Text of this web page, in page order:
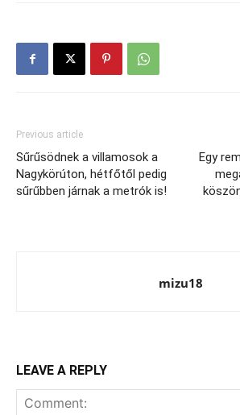
Previous article
Sűrűsödnek a villamosok a
Nagykörúton, hétfőtől pedig
sűrűbben járnak a metrók is!
Egy
mizu18
LEAVE A REPLY